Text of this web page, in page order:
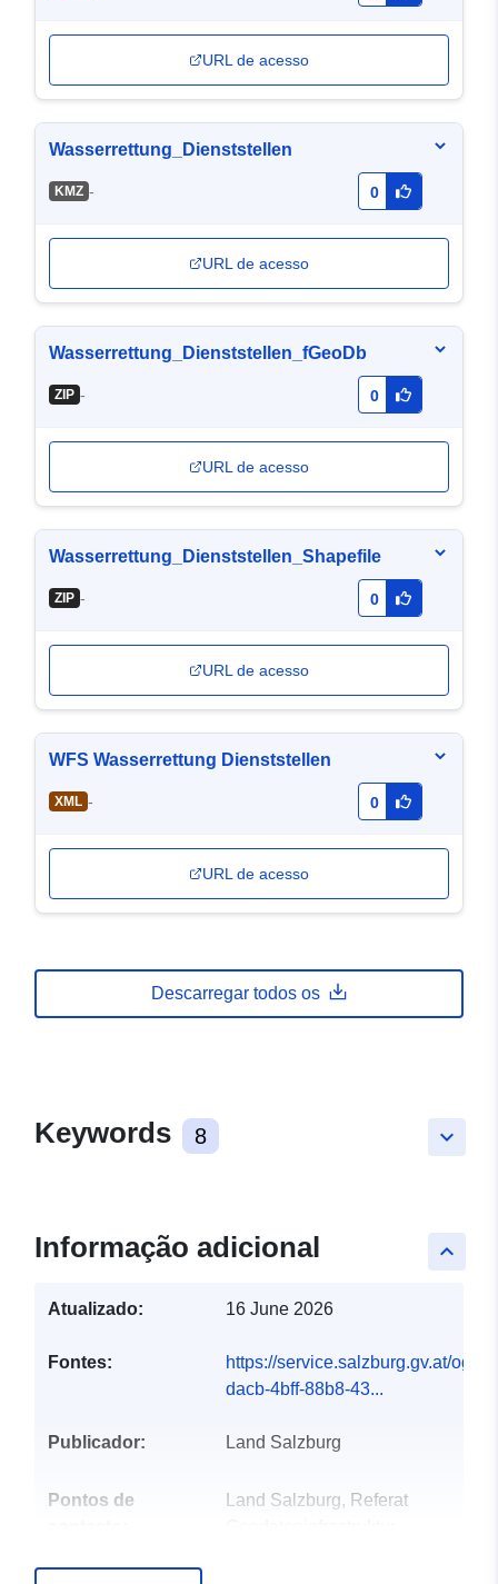
URL de acesso
Wasserrettung_Dienststellen
KMZ - 0
URL de acesso
Wasserrettung_Dienststellen_fGeoDb
ZIP - 0
URL de acesso
Wasserrettung_Dienststellen_Shapefile
ZIP - 0
URL de acesso
WFS Wasserrettung Dienststellen
XML - 0
URL de acesso
Descarregar todos os
keyboard_arrow_down
Keywords 8
keyboard_arrow_up
Informação adicional
Atualizado: 16 June 2026
Fontes:
https://service.salzburg.gv.at/
dacb-4bff-88b8-43...
Publicador: Land Salzburg
Pontos de
Land Salzburg, Referat